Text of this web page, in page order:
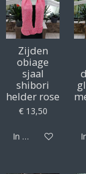
Zijden
obiage
sjaal
shibori
helder rose
€ 13,50
In winkelwagen